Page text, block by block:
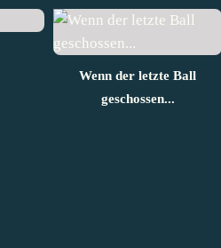
Wenn der letzte Ball
geschossen...